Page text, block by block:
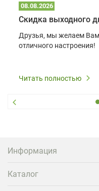
08.08.2026
Скидка выходного
Друзья, мы желаем
отличного настроения!
Читать полностью
Информация
Каталог